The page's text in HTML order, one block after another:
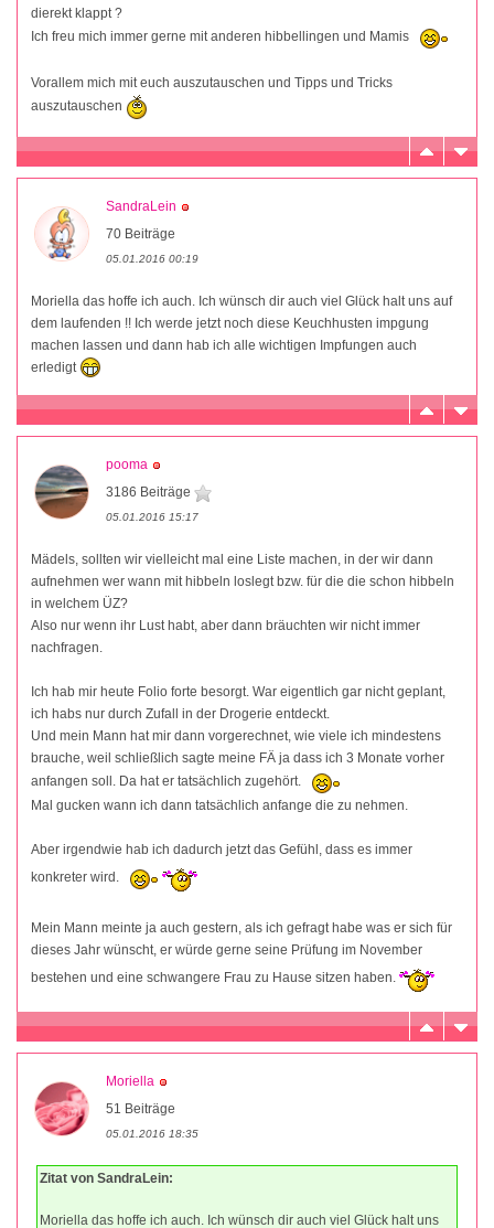
dierekt klappt ?
Ich freu mich immer gerne mit anderen hibbellingen und Mamis
Vorallem mich mit euch auszutauschen und Tipps und Tricks
auszutauschen
SandraLein
70 Beiträge
05.01.2016 00:19
Moriella das hoffe ich auch. Ich wünsch dir auch viel Glück halt uns auf
dem laufenden !! Ich werde jetzt noch diese Keuchhusten impgung
machen lassen und dann hab ich alle wichtigen Impfungen auch
erledigt
pooma
3186 Beiträge
05.01.2016 15:17
Mädels, sollten wir vielleicht mal eine Liste machen, in der wir dann
aufnehmen wer wann mit hibbeln loslegt bzw. für die die schon hibbeln
in welchem ÜZ?
Also nur wenn ihr Lust habt, aber dann bräuchten wir nicht immer
nachfragen.
Ich hab mir heute Folio forte besorgt. War eigentlich gar nicht geplant,
ich habs nur durch Zufall in der Drogerie entdeckt.
Und mein Mann hat mir dann vorgerechnet, wie viele ich mindestens
brauche, weil schließlich sagte meine FÄ ja dass ich 3 Monate vorher
anfangen soll. Da hat er tatsächlich zugehört.
Mal gucken wann ich dann tatsächlich anfange die zu nehmen.
Aber irgendwie hab ich dadurch jetzt das Gefühl, dass es immer
konkreter wird.
Mein Mann meinte ja auch gestern, als ich gefragt habe was er sich für
dieses Jahr wünscht, er würde gerne seine Prüfung im November
bestehen und eine schwangere Frau zu Hause sitzen haben.
Moriella
51 Beiträge
05.01.2016 18:35
Zitat von SandraLein:
Moriella das hoffe ich auch. Ich wünsch dir auch viel Glück halt uns